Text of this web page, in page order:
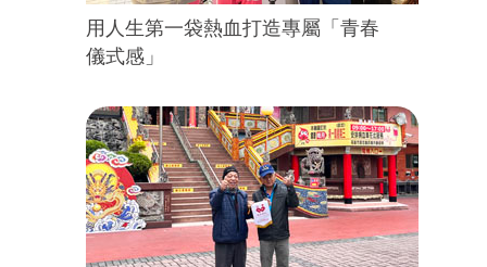
用人生第一袋熱血打造專屬「青春
儀式感」